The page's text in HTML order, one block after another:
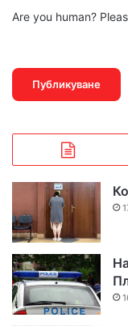
Are you human?